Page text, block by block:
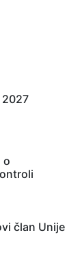
2027
o
član Unije